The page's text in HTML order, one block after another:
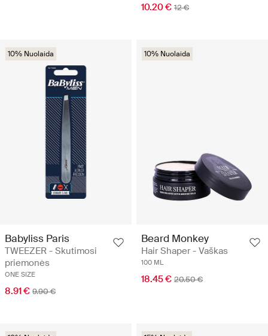
10.20 € 12 €
10% Nuolaida
Babyliss Paris
TWEEZER - Skutimosi
priemonės
ONE SIZE
8.91 € 9.90 €
10% Nuolaida
Beard Monkey
Hair Shaper - Vaškas
100 ML
18.45 € 20.50 €